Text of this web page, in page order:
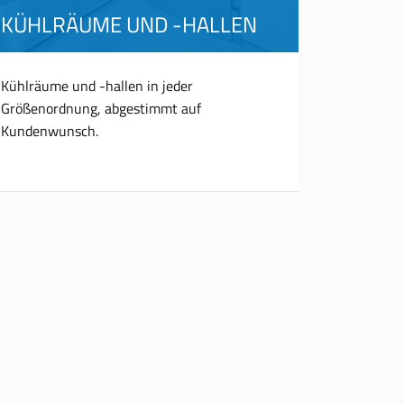
KÜHLRÄUME UND -HALLEN
Kühlräume und -hallen in jeder
Größenordnung, abgestimmt auf
Kundenwunsch.